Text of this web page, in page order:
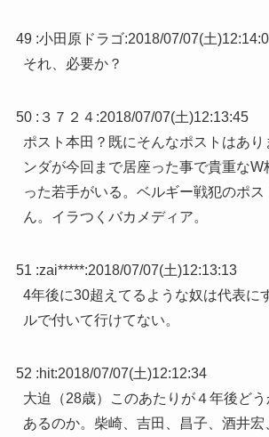
49 :小田原ドラゴ:2018/07/07(土
それ、必要か？
50 : ３７２４ :2018/07/07(土)12:13:45
ポスト本田？既にそんなポストはあ
ンダが今回まで居座った事で貴重な
った若手がいる。ベルギー戦犯のポ
ん。イラつくバカメディア。
51 :zai*****:2018/07/07(土)12:13:13
4年後に30超えてるような奴は代表に
ルで付いて行けてない。
52 :hit:2018/07/07(土)12:12:34
大迫（28歳）このあたりが４年後ど
あるのか。柴崎、吉田、昌子、酒井